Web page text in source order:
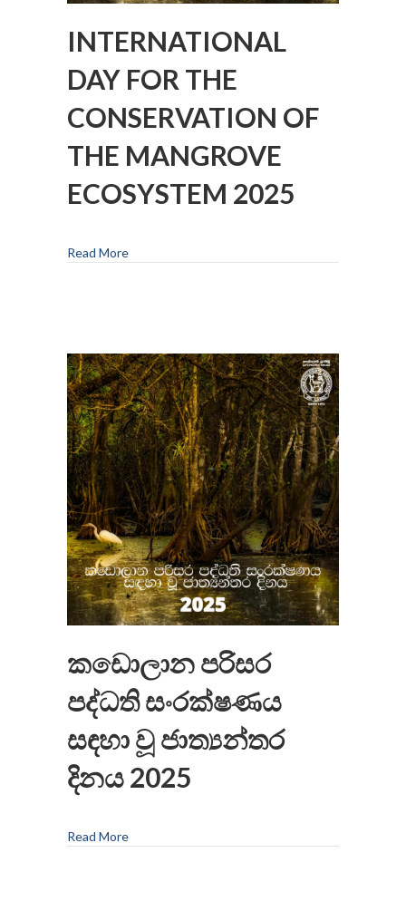
INTERNATIONAL
DAY FOR THE
CONSERVATION OF
THE MANGROVE
ECOSYSTEM 2025
Read More
කඩොලාන පරිසර
පද්ධති සංරක්ෂණය
සඳහා වූ ජාත්‍යන්තර
දිනය 2025
Read More